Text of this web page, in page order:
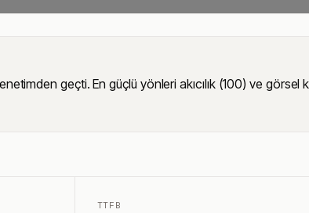
geçti. En güçlü yönleri akıcılık (100) ve görsel
TTFB